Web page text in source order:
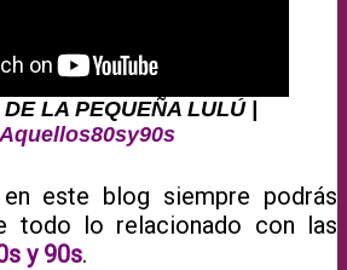
LA PEQUEÑA LULÚ |
este blog siempre podrás
todo lo relacionado con las
y 90s.